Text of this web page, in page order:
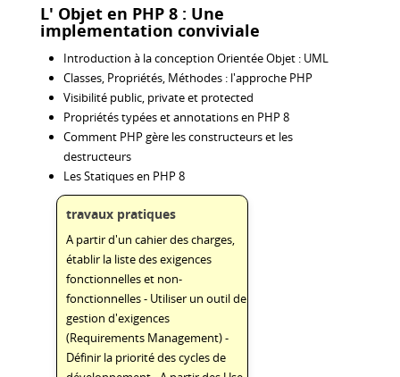
L' Objet en PHP 8 : Une
implementation conviviale
Introduction à la conception Orientée Objet : UML
Classes, Propriétés, Méthodes : l'approche PHP
Visibilité public, private et protected
Propriétés typées et annotations en PHP 8
Comment PHP gère les constructeurs et les
destructeurs
Les Statiques en PHP 8
travaux pratiques
A partir d'un cahier des charges,
établir la liste des exigences
fonctionnelles et non-
fonctionnelles - Utiliser un outil de
gestion d'exigences
(Requirements Management) -
Définir la priorité des cycles de